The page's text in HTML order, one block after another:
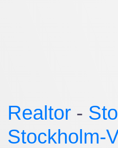
Realtor -
Stockholm-